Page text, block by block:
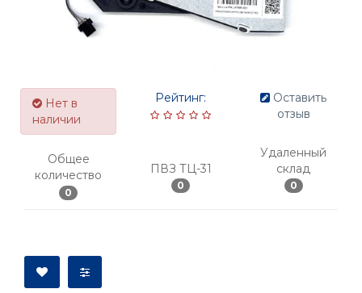
Нет в
наличии
Общее
количество
0
Рейтинг:
ПВЗ ТЦ-31
0
Оставить
отзыв
Удаленный
склад
0